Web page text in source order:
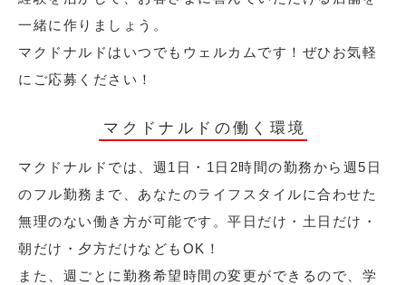
一緒に作りましょう。
マクドナルドはいつでもウェルカムです！ぜひお気軽
にご応募ください！
マクドナルドの働く環境
マクドナルドでは、週1日・1日2時間の勤務から週5日
のフル勤務まで、あなたのライフスタイルに合わせた
無理のない働き方が可能です。平日だけ・土日だけ・
朝だけ・夕方だけなどもOK！
また、週ごとに勤務希望時間の変更ができるので、学